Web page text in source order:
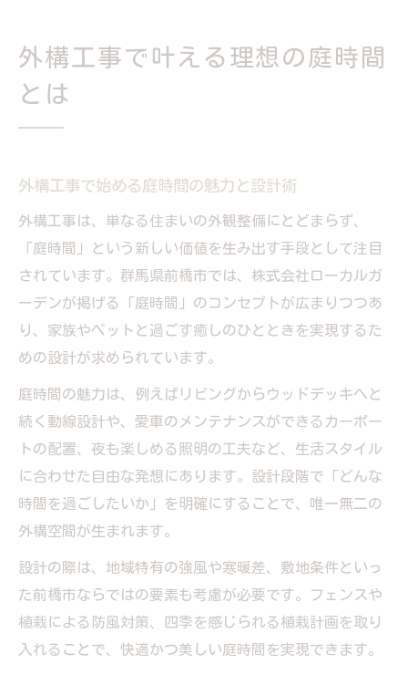
り
家族もペットも集う外構デザインの工夫
法
庭時間を共有できる外構工事のアイデア集
ペットにも優しい外構工事デザインの選び
方
外構工事で家族が集う庭空間をつくる工夫
群馬県前橋市で注目の外構工事最新トレンド
外構工事で押さえたい前橋市の最新トレン
ド
デザイン性が高い外構工事の今どきアイデ
ア
外構工事で実現する群馬県前橋市の庭時間
おしゃれと機能を両立する外構工事の工夫
快適な庭空間づくりに欠かせないポイント
外構工事で叶える理想の庭時間
とは
外構工事で始める庭時間の魅力と設計術
外構工事は、単なる住まいの外観整備にとどまらず、
「庭時間」という新しい価値を生み出す手段として注目
されています。群馬県前橋市では、株式会社ローカルガ
ーデンが掲げる「庭時間」のコンセプトが広まりつつあ
り、家族やペットと過ごす癒しのひとときを実現するた
めの設計が求められています。
庭時間の魅力は、例えばリビングからウッドデッキへと
続く動線設計や、愛車のメンテナンスができるカーポー
トの配置、夜も楽しめる照明の工夫など、生活スタイル
に合わせた自由な発想にあります。設計段階で「どんな
時間を過ごしたいか」を明確にすることで、唯一無二の
外構空間が生まれます。
設計の際は、地域特有の強風や寒暖差、敷地条件といっ
た前橋市ならではの要素も考慮が必要です。フェンスや
植栽による防風対策、四季を感じられる植栽計画を取り
入れることで、快適かつ美しい庭時間を実現できます。